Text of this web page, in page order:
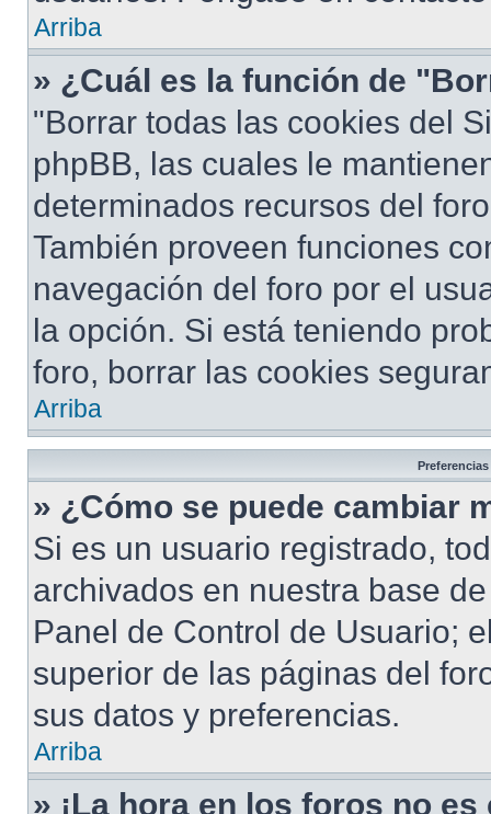
Arriba
» ¿Cuál es la función de
"Borrar todas las cookies del
phpBB, las cuales le
determinados recursos del
También proveen funciones
navegación del foro por el
la opción. Si está teniendo
foro, borrar las cookies
Arriba
» ¿Cómo se puede cambiar
Si es un usuario registrado,
archivados en nuestra base
Panel de Control de Usuario;
superior de las páginas del
sus datos y preferencias.
Arriba
» ¡La hora en los foros no